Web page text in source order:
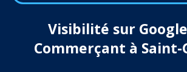
Visibilité sur
Commerçant à Saint-